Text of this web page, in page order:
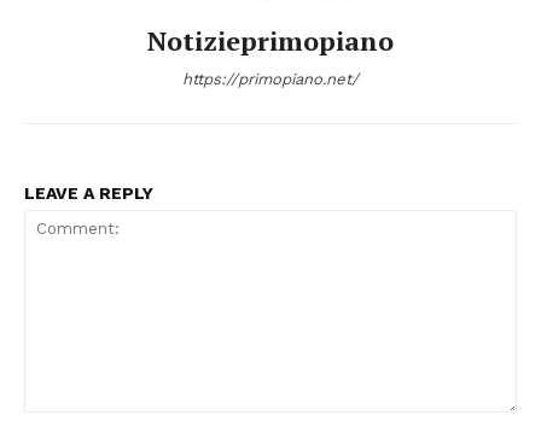
Notizieprimopiano
https://primopiano.net/
LEAVE A REPLY